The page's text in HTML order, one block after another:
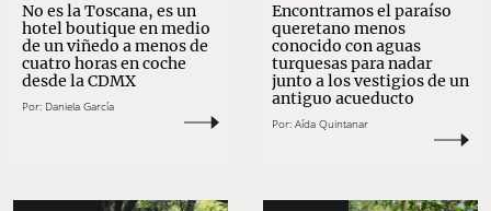
No es la Toscana, es un
hotel boutique en medio
de un viñedo a menos de
cuatro horas en coche
desde la CDMX
Por: Daniela García
Encontramos el paraíso
queretano menos
conocido con aguas
turquesas para nadar
junto a los vestigios de un
antiguo acueducto
Por: Aída Quintanar